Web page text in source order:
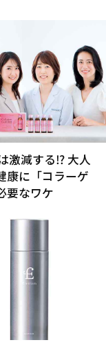
激減する⁉ 大人
康に「コラーゲ
要なワケ